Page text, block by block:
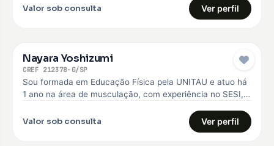
alunos iniciantes e…
Valor sob consulta Ver perfil
Nayara Yoshizumi
CREF 212378-G/SP
Sou formada em Educação Física pela UNITAU e atuo há
1 ano na área de musculação, com experiência no SESI,…
Valor sob consulta Ver perfil